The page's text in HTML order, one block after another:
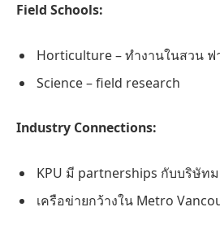
Field Schools:
Horticulture – ทำงานในสวน ฟ
Science – field research
Industry Connections:
KPU มี partnerships กับบริษัท
เครือข่ายกว้างใน Metro